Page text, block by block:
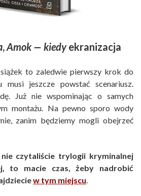
,Amok — kiedyekranizacja
to zaledwie pierwszy krok do
jeszcze powstać scenariusz.
Już nie wspominając o samych
montażu. Na pewno sporo wody
zanim będziemy mogli obejrzeć
nie czytaliście trylogii kryminalnej
to macie czas, żeby nadrobić
w tym miejscu.